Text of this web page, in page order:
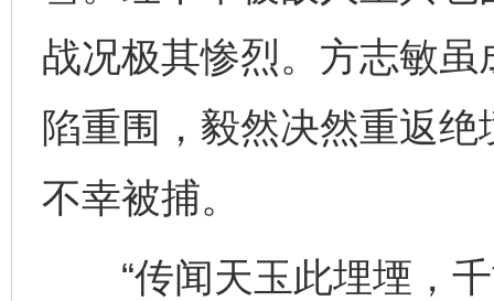
战况极其惨烈。方志敏
陷重围，毅然决然重返
不幸被捕。
“传闻天玉此埋堙，千